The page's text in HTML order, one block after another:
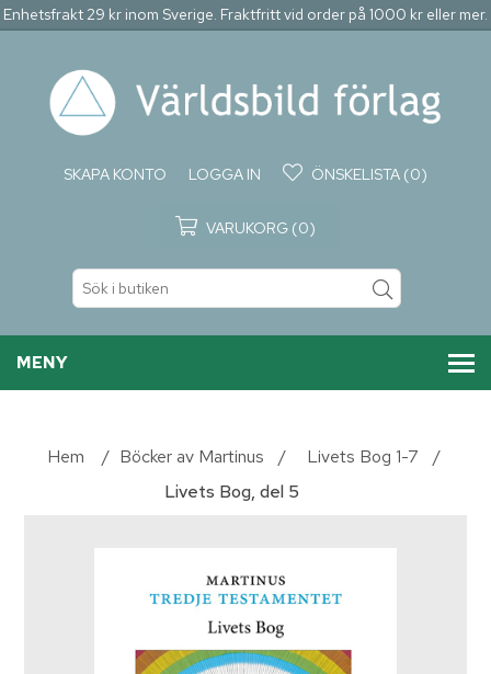
Enhetsfrakt 29 kr inom Sverige. Fraktfritt vid order på 1000 kr eller mer.
SKAPA KONTO LOGGA IN ÖNSKELISTA (0)
VARUKORG (0)
MENY
Hem / Böcker av Martinus / Livets Bog 1-7
/
Livets Bog, del 5